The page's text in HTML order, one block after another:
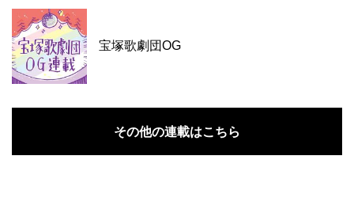
宝塚歌劇団OG
その他の連載はこちら